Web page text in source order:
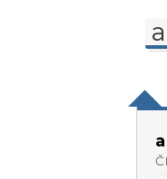
a
a